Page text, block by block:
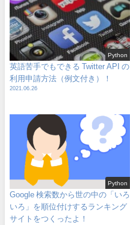
Python
英語苦手でもできる Twitter API の
利用申請方法（例文付き）！
2021.06.26
Python
Google 検索数から世の中の「いろ
いろ」を順位付けするランキング
サイトをつくったよ！